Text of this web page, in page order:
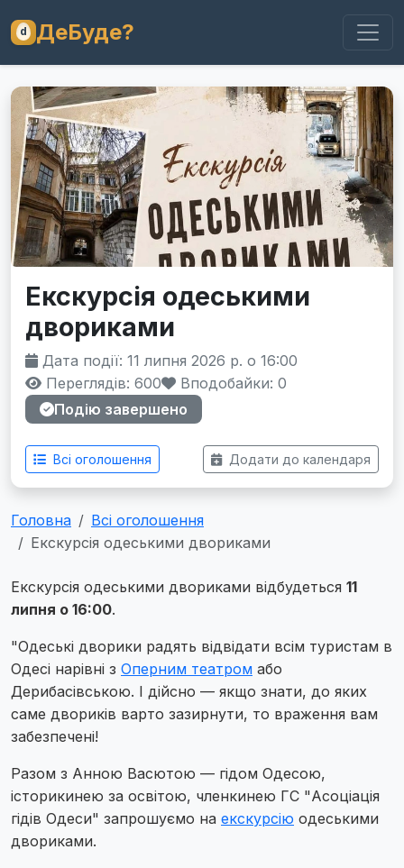
ДеБуде?
Екскурсія одеськими
двориками
Дата події: 11 липня 2026 р. о 16:00
Переглядів: 600
Вподобайки: 0
Подію завершено
Всі оголошення Додати до календаря
Головна
Всі оголошення
Екскурсія одеськими двориками
Екскурсія одеськими двориками відбудеться 11
липня о 16:00.
"Одеські дворики радять відвідати всім туристам в
Одесі нарівні з Оперним театром або
Дерибасівською. І дійсно — якщо знати, до яких
саме двориків варто зазирнути, то враження вам
забезпечені!
Разом з Анною Васютою — гідом Одесою,
історикинею за освітою, членкинею ГС "Асоціація
гідів Одеси" запрошуємо на екскурсію одеськими
двориками.